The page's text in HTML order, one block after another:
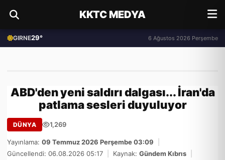
KKTC MEDYA
GIRNE29° 6 Ağustos 2026 Perşembe
ABD'den yeni saldırı dalgası... İran'da
patlama sesleri duyuluyor
DÜNYA 1,269
Yayınlama: 09 Temmuz 2026 Perşembe 03:09
Güncellendi: 06.08.2026 05:17
Kaynak: Gündem Kıbrıs